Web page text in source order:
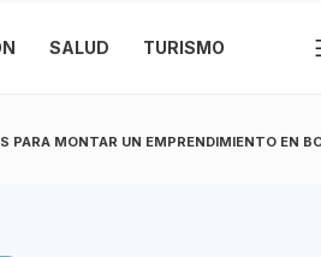
SALUD TURISMO
PARA MONTAR UN EMPRENDIMIENTO EN